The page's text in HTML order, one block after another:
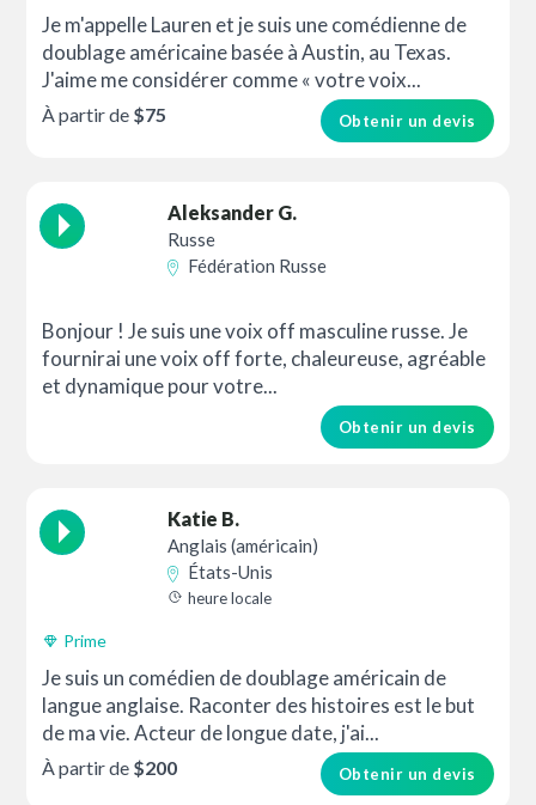
Bon rapport qualité prix
Je m'appelle Lauren et je suis une comédienne de
doublage américaine basée à Austin, au Texas.
J'aime me considérer comme « votre voix...
Obtenir un devis
À partir de $75
Aleksander G.
Russe
Fédération Russe
Bonjour ! Je suis une voix off masculine russe. Je
fournirai une voix off forte, chaleureuse, agréable
et dynamique pour votre...
Obtenir un devis
Katie B.
Anglais (américain)
États-Unis
heure locale
Prime
Je suis un comédien de doublage américain de
langue anglaise. Raconter des histoires est le but
de ma vie. Acteur de longue date, j'ai...
Obtenir un devis
À partir de $200